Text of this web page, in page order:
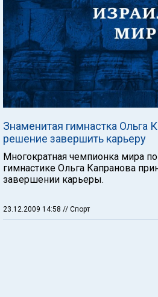
Знаменитая гимнастка Ольга
решение завершить карьеру
Многократная чемпионка мира
гимнастике Ольга Капранова
завершении карьеры.
23.12.2009 14:58 // Спорт